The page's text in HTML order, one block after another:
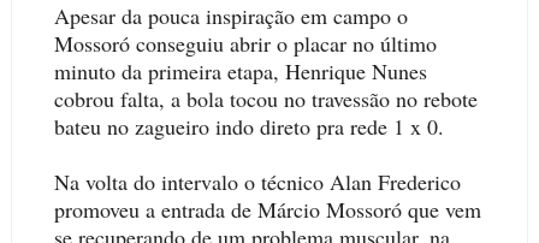
Apesar da pouca inspiração em campo o
Mossoró conseguiu abrir o placar no último
minuto da primeira etapa, Henrique Nunes
cobrou falta, a bola tocou no travessão no rebote
bateu no zagueiro indo direto pra rede 1 x 0.
Na volta do intervalo o técnico Alan Frederico
promoveu a entrada de Márcio Mossoró que vem